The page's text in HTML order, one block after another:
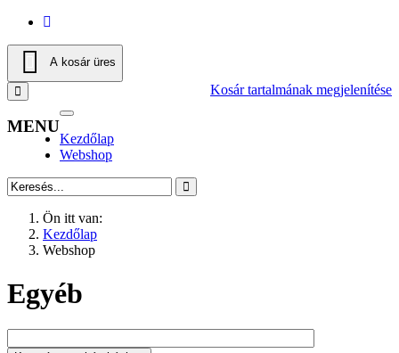
A kosár üres
Kosár tartalmának megjelenítése
MENU Toggle
navigation
Kezdőlap
Webshop
Ön itt van:
Kezdőlap
Webshop
Egyéb